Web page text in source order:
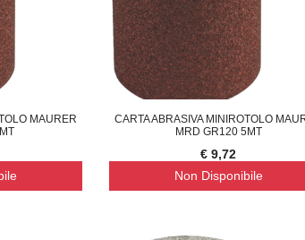
MAURER
CARTA ABRASIVA MINIROTOLO
MRD GR120 5MT
€ 9,72
Non Disponibile